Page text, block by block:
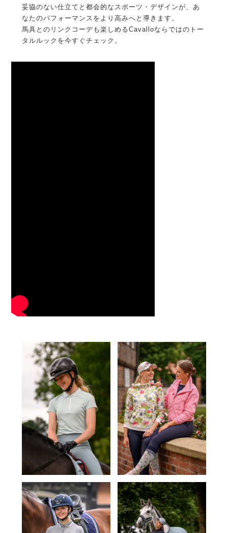
妥協のない仕立てと都会的なスポーツ・デザインが、あ
なたのパフォーマンスをより高みへと導きます。
馬具とのリンクコーデも楽しめるCavalloならではのトー
タルルックを今すぐチェック。